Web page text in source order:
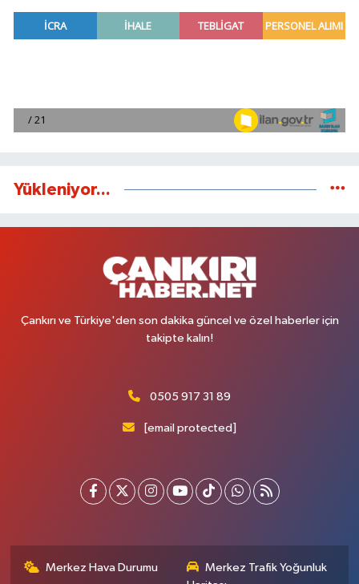
Yükleniyor...
Çankırı ve Türkiye'den son dakika güncel ve özel haberler için
takipte kalın!
0505 917 31 89
[email protected]
Merkez Hava Durumu
Merkez Trafik Yoğunluk